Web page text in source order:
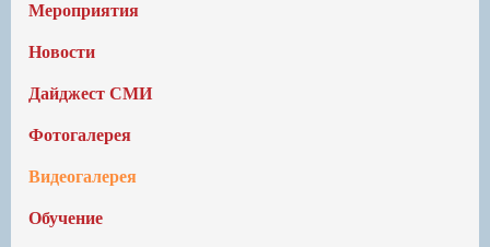
Мероприятия
Новости
Дайджест СМИ
Фотогалерея
Видеогалерея
Обучение